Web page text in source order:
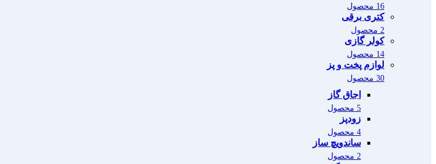
16 محصول
کتری برقی
2 محصول
کولر گازی
14 محصول
لوازم پخت و پز
30 محصول
اجاق گاز
5 محصول
زودپز
4 محصول
ساندویچ ساز
2 محصول